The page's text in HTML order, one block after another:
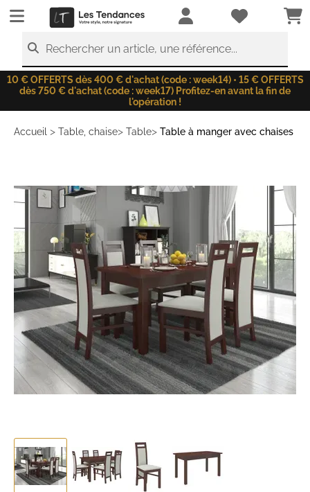
LesTendances.fr
Rechercher un article, une référence...
10 € OFFERTS dès 400 € d'achat (code : week14) • 15 € OFFERTS
dès 750 € d'achat (code : week17) Profitez-en avant la fin de
l'opération !
Accueil > Table, chaise> Table> Table à manger avec chaises